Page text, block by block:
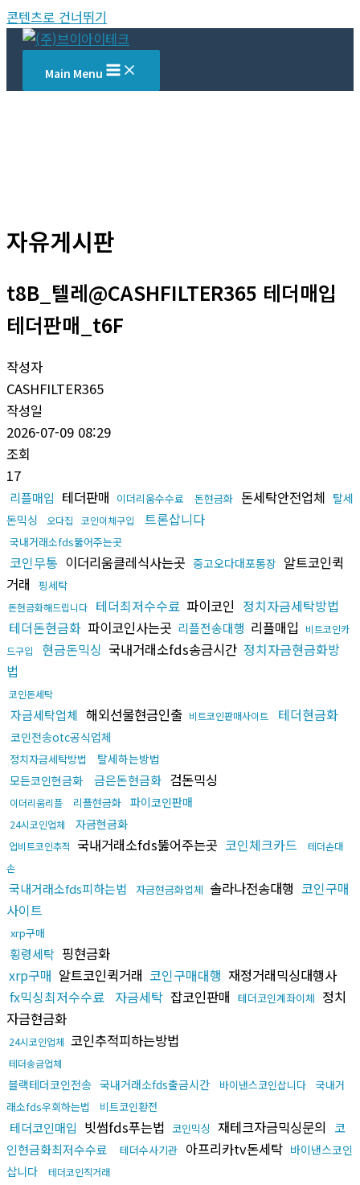
콘텐츠로 건너뛰기
Main Menu
자유게시판
t8B_텔레@CASHFILTER365 테더매입
테더판매_t6F
작성자
CASHFILTER365
작성일
2026-07-09 08:29
조회
17
리플매입 테더판매 이더리움수수료 돈현금화 돈세탁안전업체 탈세
돈믹싱
오다집 코인이체구입 트론삽니다
국내거래소fds뚫어주는곳
코인무통 이더리움클레식사는곳 중고오다대포통장 알트코인퀵
거래
핑세탁
돈현금화해드립니다 테더최저수수료 파이코인 정치자금세탁방법
테더돈현금화 파이코인사는곳 리플전송대행 리플매입
비트코인카
드구입
현금돈믹싱 국내거래소fds송금시간 정치자금현금화방
법
코인돈세탁
자금세탁업체 해외선물현금인출 비트코인판매사이트 테더현금화
코인전송otc공식업체
정치자금세탁방법
탈세하는방법
모든코인현금화
금은돈현금화 검돈믹싱
이더리움리플 리플현금화 파이코인판매
24시코인업체 자금현금화
업비트코인추적 국내거래소fds뚫어주는곳 코인체크카드
테더손대
손
국내거래소fds피하는법 자금현금화업체 솔라나전송대행 코인구매
사이트
xrp구매
횡령세탁 핑현금화
xrp구매 알트코인퀵거래 코인구매대행 재정거래믹싱대행사
fx믹싱최저수수료 자금세탁 잡코인판매 테더코인계좌이체 정치
자금현금화
24시코인업체 코인추적피하는방법
테더송금업체
블랙테더코인전송 국내거래소fds출금시간 바이낸스코인삽니다
국내거
래소fds우회하는법
비트코인환전
테더코인매입 빗썸fds푸는법 코인믹싱 재테크자금믹싱문의
코
인현금화최저수수료
테더수사기관 아프리카tv돈세탁 바이낸스코인
삽니다
테더코인직거래